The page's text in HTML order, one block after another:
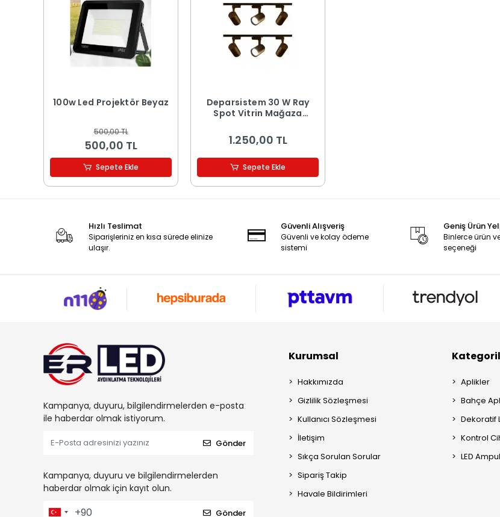
100w Led Projektör Beyaz
500,00 TL
500,00 TL
Sepete Ekle
Deparsistem 30 W Ray
Spot Vitrin Mağaza
Günışığı Işık
1.250,00 TL
Sepete Ekle
Hızlı Teslimat
Siparişleriniz en kısa sürede elinize
ulaşır.
Güvenli Alışveriş
Güvenli ve kolay ödeme
sistemi
Geniş Ürün
Binlerce ürün
seçeneği
Kampanya, duyuru, bilgilendirmelerden e-posta
ile haberdar olmak istiyorum.
Gönder
Kampanya, duyuru ve bilgilendirmelerden
haberdar olmak için kayıt olun.
Gönder
Kurumsal
Hakkımızda
Gizlilik Sözleşmesi
Kullanıcı Sözleşmesi
İletişim
Sıkça Sorulan Sorular
Sipariş Takip
Havale Bildirimleri
Aplikler
Bahçe
Dekoratif
Kontrol
LED